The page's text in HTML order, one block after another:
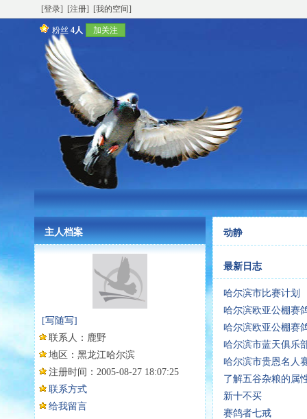
[登录] [注册] [我的空间]
粉丝 4人 加关注
主人档案
[写随写]
联系人： 鹿野
地区： 黑龙江哈尔滨
注册时间： 2005-08-27 18:07:25
联系方式
给我留言
动静
最新日志
哈尔滨市比赛计划
哈尔滨欧亚公棚赛
哈尔滨欧亚公棚赛
哈尔滨市蓝天俱乐
哈尔滨市贵恩名人
了解五谷杂粮的属
新十不买
赛鸽者七戒